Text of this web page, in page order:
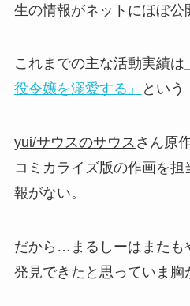
生の情報がネットにほぼ公
これまでの主な活動実績は
役令嬢を溺愛する』
という
yui/サウスのサウス さん原
コミカライズ版の作画を
報がない。
だから…まるしーはまたも
発見できたと思っていま胸